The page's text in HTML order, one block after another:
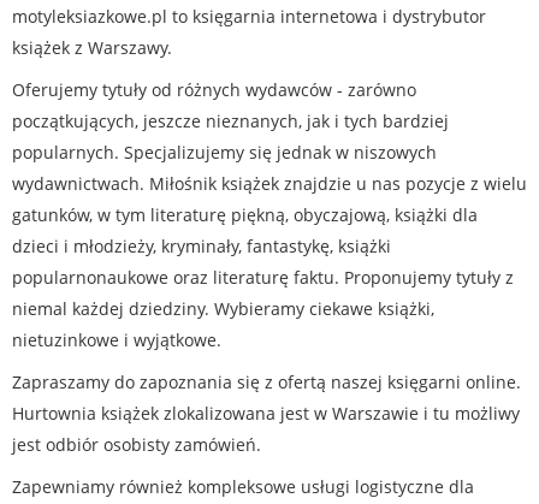
motyleksiazkowe.pl to księgarnia internetowa i dystrybutor
książek z Warszawy.
Oferujemy tytuły od różnych wydawców - zarówno
początkujących, jeszcze nieznanych, jak i tych bardziej
popularnych. Specjalizujemy się jednak w niszowych
wydawnictwach. Miłośnik książek znajdzie u nas pozycje z wielu
gatunków, w tym literaturę piękną, obyczajową, książki dla
dzieci i młodzieży, kryminały, fantastykę, książki
popularnonaukowe oraz literaturę faktu. Proponujemy tytuły z
niemal każdej dziedziny. Wybieramy ciekawe książki,
nietuzinkowe i wyjątkowe.
Zapraszamy do zapoznania się z ofertą naszej księgarni online.
Hurtownia książek zlokalizowana jest w Warszawie i tu możliwy
jest odbiór osobisty zamówień.
Zapewniamy również kompleksowe usługi logistyczne dla